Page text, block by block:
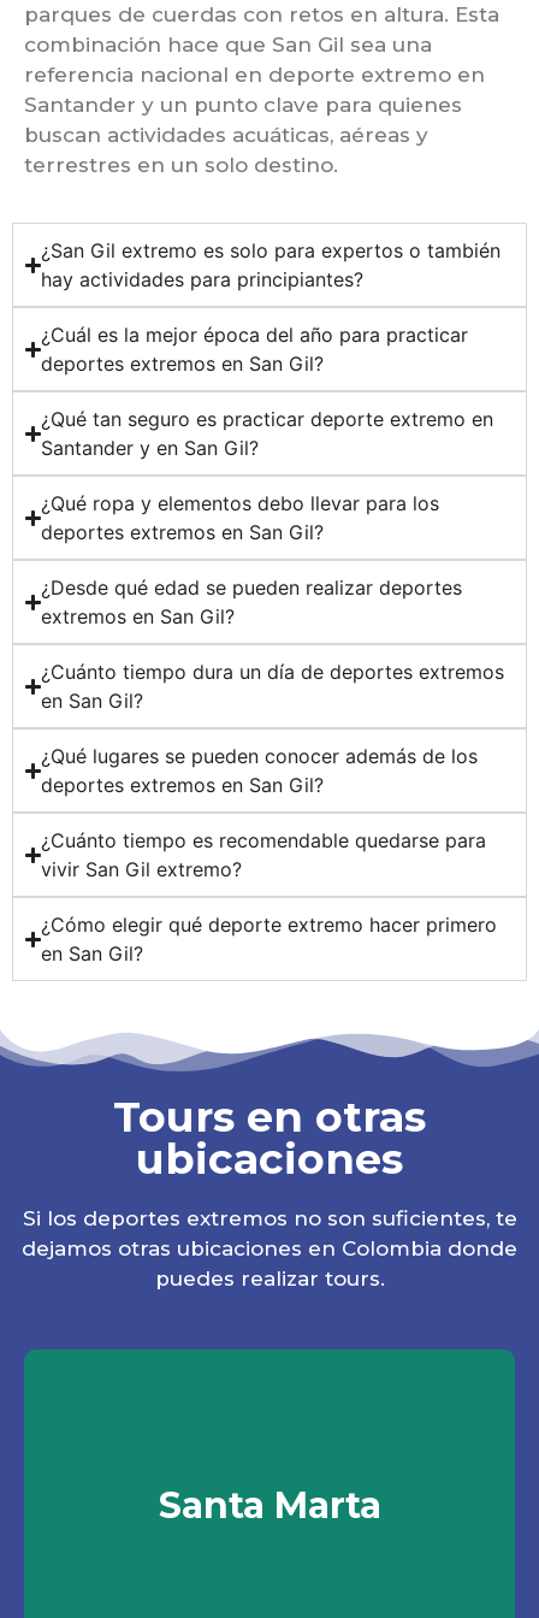
parques de cuerdas con retos en altura. Esta
combinación hace que San Gil sea una
referencia nacional en deporte extremo en
Santander y un punto clave para quienes
buscan actividades acuáticas, aéreas y
terrestres en un solo destino.
¿San Gil extremo es solo para expertos o también
hay actividades para principiantes?
¿Cuál es la mejor época del año para practicar
deportes extremos en San Gil?
¿Qué tan seguro es practicar deporte extremo en
Santander y en San Gil?
¿Qué ropa y elementos debo llevar para los
deportes extremos en San Gil?
¿Desde qué edad se pueden realizar deportes
extremos en San Gil?
¿Cuánto tiempo dura un día de deportes extremos
en San Gil?
¿Qué lugares se pueden conocer además de los
deportes extremos en San Gil?
¿Cuánto tiempo es recomendable quedarse para
vivir San Gil extremo?
¿Cómo elegir qué deporte extremo hacer primero
en San Gil?
Tours en otras
ubicaciones
Si los deportes extremos no son suficientes, te
dejamos otras ubicaciones en Colombia donde
puedes realizar tours.
Santa Marta
27 tours desde $70.000